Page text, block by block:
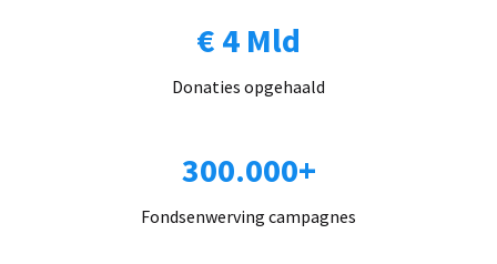
€ 4 Mld
Donaties opgehaald
300.000+
Fondsenwerving campagnes